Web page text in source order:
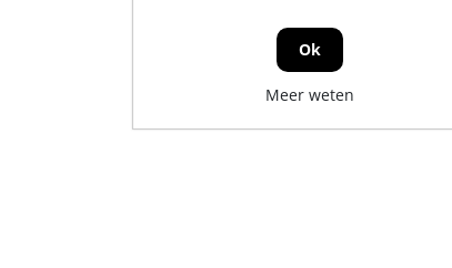
Ok
Meer weten